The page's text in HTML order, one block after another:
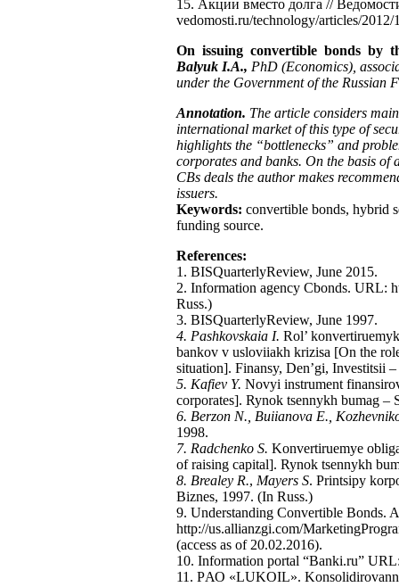
15. Акции вместо долга //
vedomosti.ru/technology/articles/
On issuing convertible bonds by
Balyuk I.A., PhD (Economics),
under the Government of the Russian
Annotation. The article considers
international market of this type of
highlights the “bottlenecks” and
corporates and banks. On the basis of
CBs deals the author makes
issuers.
Keywords: convertible bonds, hybrid
funding source.
References:
1. BISQuarterlyReview, June 2015.
2. Information agency Cbonds. URL:
Russ.)
3. BISQuarterlyReview, June 1997.
4. Pashkovskaia I. Rol’
bankov v usloviiakh krizisa [On the
situation]. Finansy, Den’gi, Investitsii
5. Kafiev Y. Novyi instrument
corporates]. Rynok tsennykh bumag –
6. Berzon N., Buiianova E.,
1998.
7. Radchenko S. Konvertiruemye
of raising capital]. Rynok tsennykh
8. Brealey R., Mayers S. Printsipy
Biznes, 1997. (In Russ.)
9. Understanding Convertible Bonds.
http://us.allianzgi.com/
(access as of 20.02.2016).
10. Information portal “Banki.ru”
11. PАО «LUKOIL».